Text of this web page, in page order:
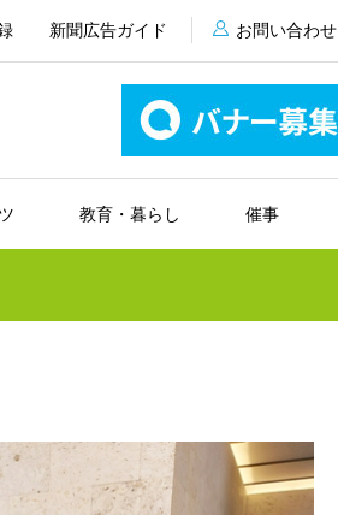
新聞広告ガイド お問い合わせ
教育・暮らし 催事